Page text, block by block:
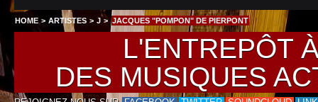
HOME > ARTISTES > J > JACQUES "POMPON" DE PIERPONT
L'ENTREPÔT
DES MUSIQUES